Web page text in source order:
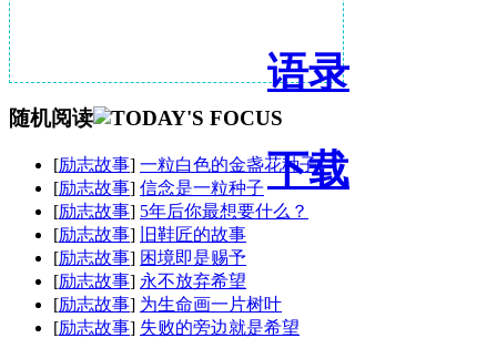
语录
下载
随机阅读
[励志故事] 一粒白色的金盏花种子
[励志故事] 信念是一粒种子
[励志故事] 5年后你最想要什么？
[励志故事]
旧鞋匠的故事
[励志故事] 困境即是赐予
[励志故事] 永不放弃希望
[励志故事] 为生命画一片树叶
[励志故事] 失败的旁边就是希望